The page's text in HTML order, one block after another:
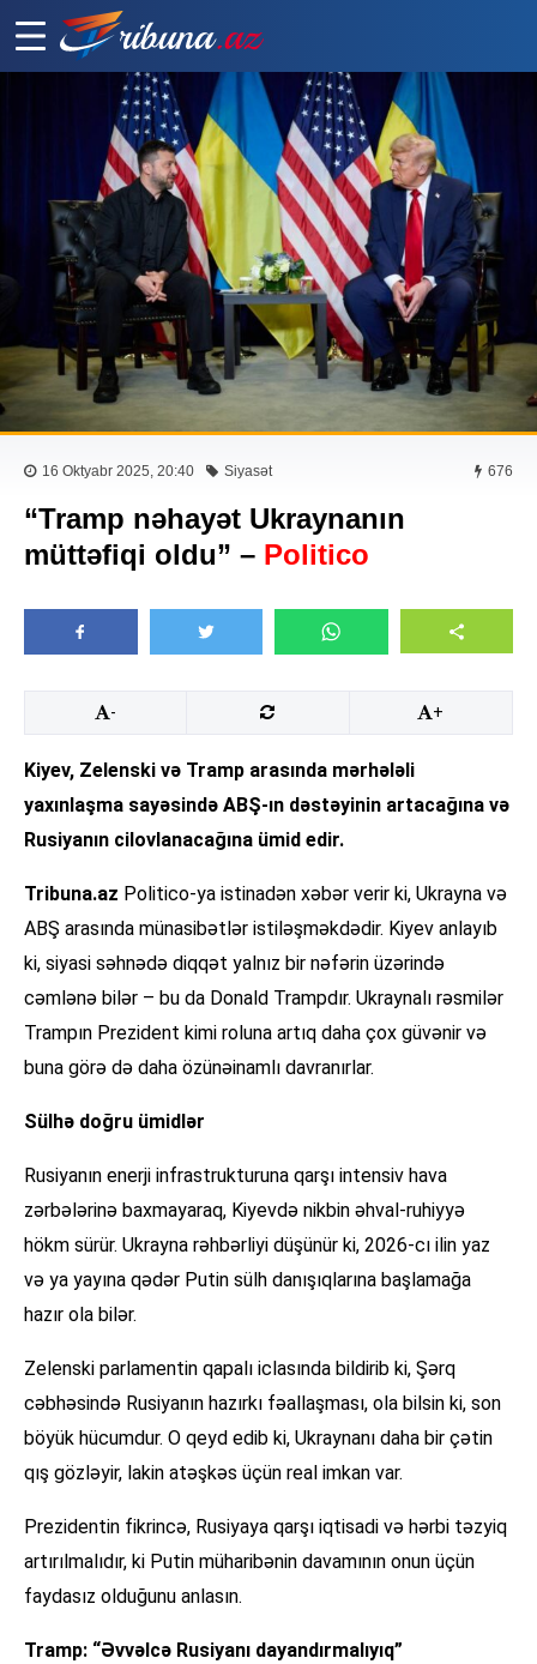
16 Oktyabr 2025, 20:40 Siyasət 676
“Tramp nəhayət Ukraynanın
müttəfiqi oldu” – Politico
- +
Kiyev, Zelenski və Tramp arasında mərhələli
yaxınlaşma sayəsində ABŞ-ın dəstəyinin artacağına və
Rusiyanın cilovlanacağına ümid edir.
Tribuna.az Politico-ya istinadən xəbər verir ki, Ukrayna və
ABŞ arasında münasibətlər istiləşməkdədir. Kiyev anlayıb
ki, siyasi səhnədə diqqət yalnız bir nəfərin üzərində
cəmlənə bilər – bu da Donald Trampdır. Ukraynalı rəsmilər
Trampın Prezident kimi roluna artıq daha çox güvənir və
buna görə də daha özünəinamlı davranırlar.
Sülhə doğru ümidlər
Rusiyanın enerji infrastrukturuna qarşı intensiv hava
zərbələrinə baxmayaraq, Kiyevdə nikbin əhval-ruhiyyə
hökm sürür. Ukrayna rəhbərliyi düşünür ki, 2026-cı ilin yaz
və ya yayına qədər Putin sülh danışıqlarına başlamağa
hazır ola bilər.
Zelenski parlamentin qapalı iclasında bildirib ki, Şərq
cəbhəsində Rusiyanın hazırkı fəallaşması, ola bilsin ki, son
böyük hücumdur. O qeyd edib ki, Ukraynanı daha bir çətin
qış gözləyir, lakin atəşkəs üçün real imkan var.
Prezidentin fikrincə, Rusiyaya qarşı iqtisadi və hərbi təzyiq
artırılmalıdır, ki Putin müharibənin davamının onun üçün
faydasız olduğunu anlasın.
Tramp: “Əvvəlcə Rusiyanı dayandırmalıyıq”